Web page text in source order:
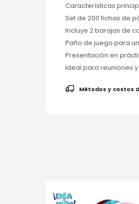
Características
Set de 200 fichas de
Incluye 2 barajas de
Paño de juego para
Presentación en
Ideal para reuniones
Métodos y costos